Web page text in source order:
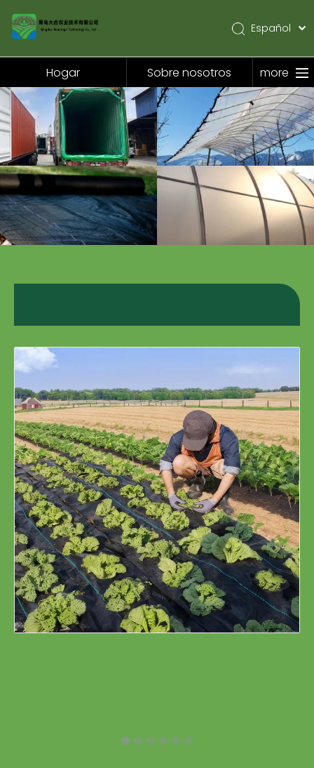
Hogar
Sobre nosotros
Productos
Solicitud
Noticias
Contáctenos
Español
Pусский
Hogar Sobre nosotros more